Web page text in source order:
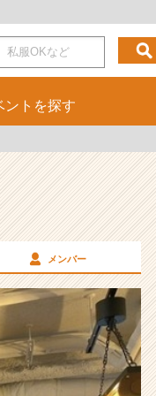
ント を探す
メンバー